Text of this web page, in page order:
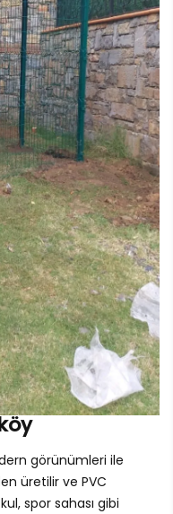
görünümleri ile
üretilir ve PVC
spor sahası gibi